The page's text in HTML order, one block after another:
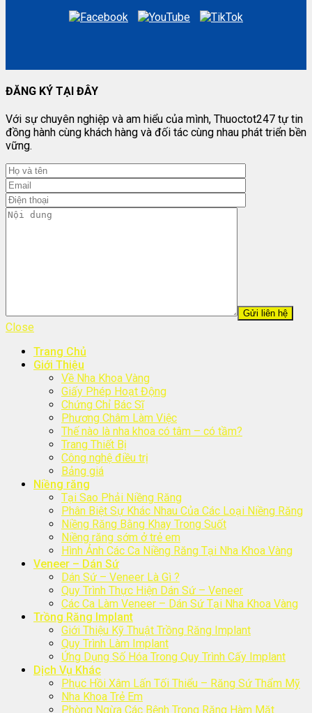
ĐĂNG KÝ TẠI ĐÂY
Với sự chuyên nghiệp và am hiểu của mình, Thuoctot247 tự tin
đồng hành cùng khách hàng và đối tác cùng nhau phát triển bền
vững.
Close
Trang Chủ
Giới Thiệu
Về Nha Khoa Vàng
Giấy Phép Hoạt Động
Chứng Chỉ Bác Sĩ
Phương Châm Làm Việc
Thế nào là nha khoa có tâm – có tầm?
Trang Thiết Bị
Công nghệ điều trị
Bảng giá
Niềng răng
Tại Sao Phải Niềng Răng
Phân Biệt Sự Khác Nhau Của Các Loại Niềng Răng
Niềng Răng Bằng Khay Trong Suốt
Niềng răng sớm ở trẻ em
Hình Ảnh Các Ca Niềng Răng Tại Nha Khoa Vàng
Veneer – Dán Sứ
Dán Sứ – Veneer Là Gì ?
Quy Trình Thực Hiện Dán Sứ – Veneer
Các Ca Làm Veneer – Dán Sứ Tại Nha Khoa Vàng
Trồng Răng Implant
Giới Thiệu Kỹ Thuật Trồng Răng Implant
Quy Trình Làm Implant
Ứng Dụng Số Hóa Trong Quy Trình Cấy Implant
Dịch Vụ Khác
Phục Hồi Xâm Lấn Tối Thiểu – Răng Sứ Thẩm Mỹ
Nha Khoa Trẻ Em
Phòng Ngừa Các Bệnh Trong Răng Hàm Mặt